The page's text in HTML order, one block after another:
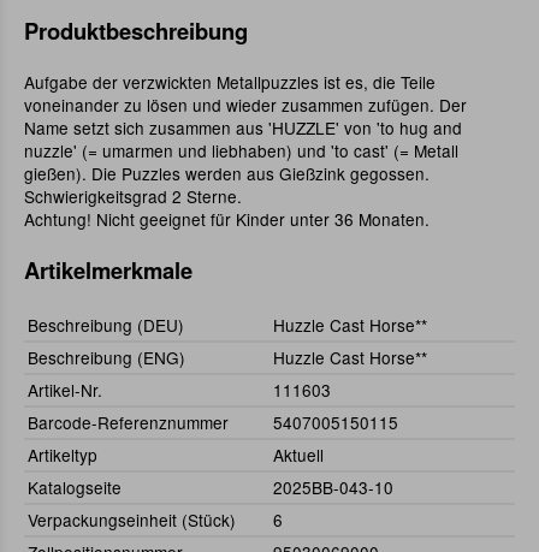
Produktbeschreibung
Aufgabe der verzwickten Metallpuzzles ist es, die Teile
voneinander zu lösen und wieder zusammen zufügen. Der
Name setzt sich zusammen aus 'HUZZLE' von 'to hug and
nuzzle' (= umarmen und liebhaben) und 'to cast' (= Metall
gießen). Die Puzzles werden aus Gießzink gegossen.
Schwierigkeitsgrad 2 Sterne.
Achtung! Nicht geeignet für Kinder unter 36 Monaten.
Artikelmerkmale
Beschreibung (DEU)
Huzzle Cast Horse**
Beschreibung (ENG)
Huzzle Cast Horse**
Artikel-Nr.
111603
Barcode-Referenznummer
5407005150115
Artikeltyp
Aktuell
Katalogseite
2025BB-043-10
Verpackungseinheit (Stück)
6